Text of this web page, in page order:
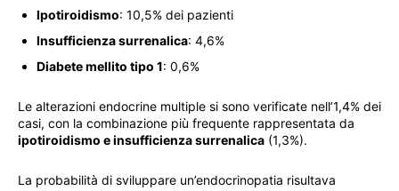
Ipotiroidismo: 10,5% dei pazienti
Insufficienza surrenalica: 4,6%
Diabete mellito tipo 1: 0,6%
Le alterazioni endocrine multiple si sono verificate nell’1,4% dei
casi, con la combinazione più frequente rappresentata da
ipotiroidismo e insufficienza surrenalica (1,3%).
La probabilità di sviluppare un’endocrinopatia risultava